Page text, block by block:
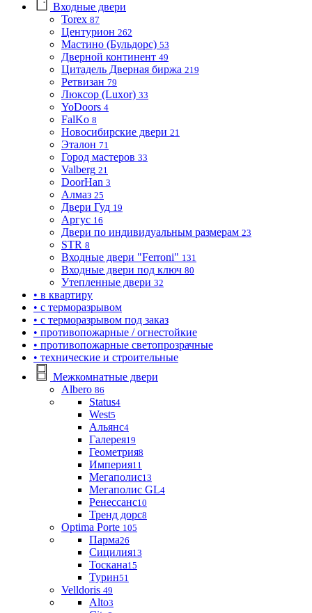
Входные двери
Torex 87
Центурион 262
Мастино (Бульдорс) 53
Дверной континент 49
Цитадель Дверная биржа 219
Ретвизан 79
Люксор (Luxor) 33
YoDoors 4
FalKo 8
Новосибирские двери 21
Эталон 71
Город мастеров 33
Valberg 21
DoorHan 3
Алмаз 25
Двери Гуд 19
Аргус 16
Двери по индивидуальным размерам 23
STR 8
Входные двери "Ferroni" 131
Входные двери под ключ 80
Утепленные двери 32
• в квартиру
• с терморазрывом
• с терморазрывом под заказ
• противопожарные / огнестойкие
• противопожарные светопрозрачные
• технические и строительные
Межкомнатные двери
Albero 86
Status4
West5
Альянс4
Галерея19
Геометрия8
Империя11
Мегаполис13
Мегаполис GL4
Ренессанс10
Тренд дорс8
Optima Porte 105
Парма26
Сицилия13
Тоскана15
Турин51
Velldoris 49
Alto3